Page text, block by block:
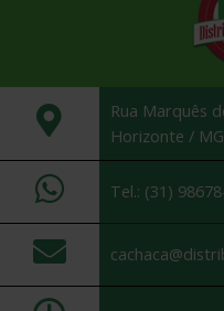
Rua Marquês
Horizonte / MG
Tel.: (31)